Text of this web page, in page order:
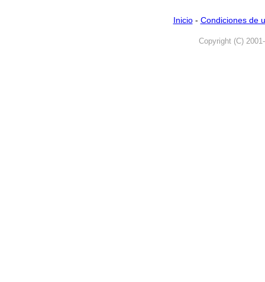
Inicio- Condiciones de
Copyright (C)